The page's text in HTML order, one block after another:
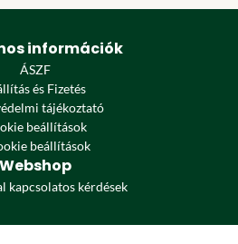
információk
ÁSZF
és Fizetés
tájékoztató
beállítások
beállítások
Webshop
kapcsolatos kérdések